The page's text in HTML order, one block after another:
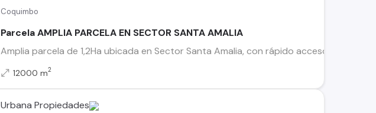
Coquimbo
Parcela AMPLIA PARCELA EN SECTOR SANTA AMALIA
Amplia parcela de 1,2Ha ubicada en Sector Santa Amalia, con rápido acceso a Ruta
12000 m2
Urbana Propiedades